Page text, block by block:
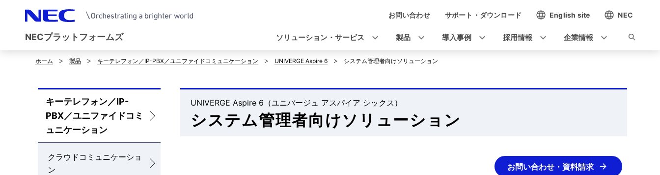
NECプラットフォームズ
ゲ
シ
ョ
ン
お問い合わせ サポート・ダウンロード English site NEC
ソリューション・サービス 製品 導入事例 採用情報 企業情報
サ
イ
ト
内
の
ホーム 製品 キーテレフォン／IP-PBX／ユニファイドコミュニケーション UNIVERGE Aspire 6 システム管理者向けソリューション
ロ
ー
カ
ル
キーテレフォン／IP-
PBX／ユニファイドコミ
ュニケーション
クラウドコミュニケーショ
ン
システム管理者向けソリューション
UNIVERGE Aspire 6（ユニバージュ アスパイア シックス）
お問い合わせ・資料請求